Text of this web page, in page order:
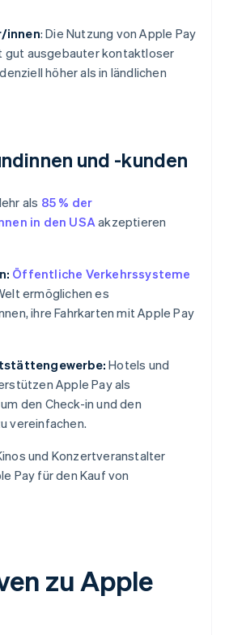
innen: Die Nutzung von Apple Pay
gut ausgebauter kontaktloser
höher als in ländlichen
und -kunden
als 85 % der
in den USAakzeptieren
Öffentliche Verkehrssysteme
ermöglichen es
ihre Fahrkarten mit Apple Pay
Hotels und
Apple Pay als
den Check-in und den
vereinfachen.
und Konzertveranstalter
Pay für den Kauf von
zu Apple